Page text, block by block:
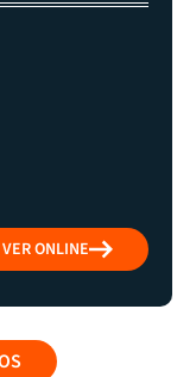
VER ONLINE